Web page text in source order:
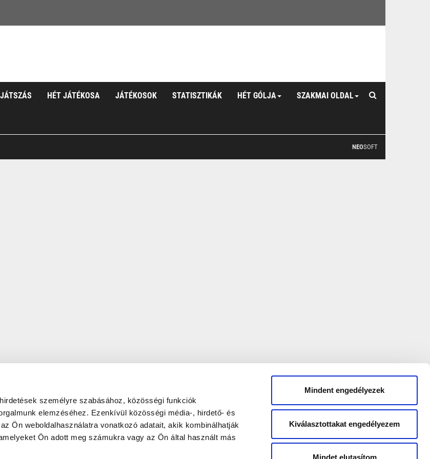
személyre szabásához, közösségi funkciók
elemzéséhez. Ezenkívül közösségi média-, hirdető- és
Ön weboldalhasználatra vonatkozó adatait, akik kombinálhatják
Ön adott meg számukra vagy az Ön által használt más
Mindent engedélyezek
Kiválasztottakat engedélyezem
Mindet elutasítom
HÉT JÁTÉKOSA JÁTÉKOSOK STATISZTIKÁK HÉT GÓLJA SZAKMAI OLDAL
NEOSOFT